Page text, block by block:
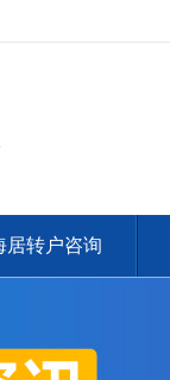
居转户咨询